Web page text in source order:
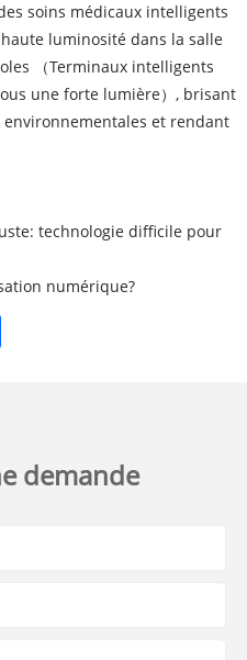
soins médicaux intelligents
haute luminosité dans la salle
（Terminaux intelligents
une forte lumière）, brisant
et rendant
technologie difficile pour
numérique?
demande